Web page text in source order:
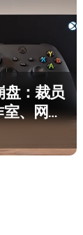
盘：裁员
、网络
真急了
一哥到
用一套‘
回音壁的
2026